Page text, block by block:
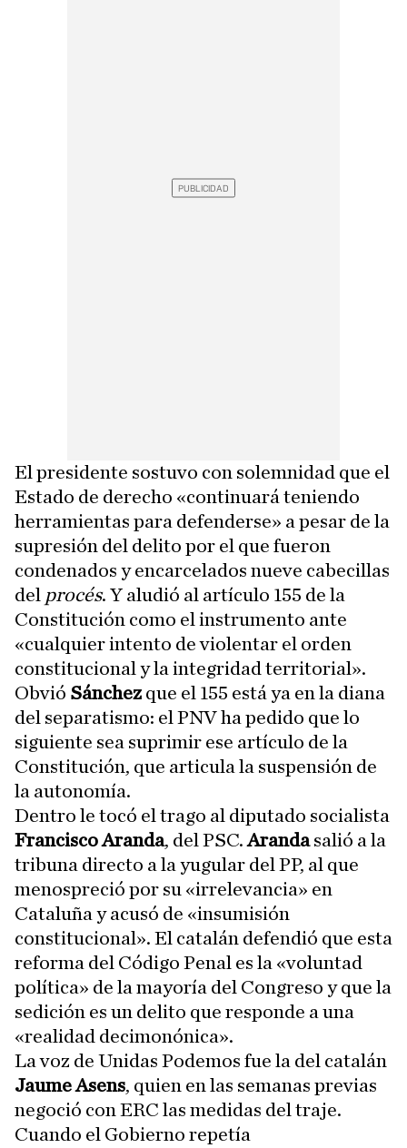
El presidente sostuvo con solemnidad que el
Estado de derecho «continuará teniendo
herramientas para defenderse» a pesar de la
supresión del delito por el que fueron
condenados y encarcelados nueve cabecillas
del procés. Y aludió al artículo 155 de la
Constitución como el instrumento ante
«cualquier intento de violentar el orden
constitucional y la integridad territorial».
Obvió Sánchezque el 155 está ya en la diana
del separatismo: el PNV ha pedido que lo
siguiente sea suprimir ese artículo de la
Constitución, que articula la suspensión de
la autonomía.
Dentro le tocó el trago al diputado socialista
Francisco Aranda, del PSC.Arandasalió a la
tribuna directo a la yugular del PP, al que
menospreció por su «irrelevancia» en
Cataluña y acusó de «insumisión
constitucional». El catalán defendió que esta
reforma del Código Penal es la «voluntad
política» de la mayoría del Congreso y que la
sedición es un delito que responde a una
«realidad decimonónica».
La voz de Unidas Podemos fue la del catalán
Jaume Asens, quien en las semanas previas
negoció con ERC las medidas del traje.
Cuando el Gobierno repetía